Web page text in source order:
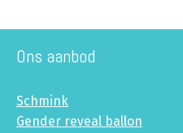
Ons aanbod
Schmink
Gender reveal ballon